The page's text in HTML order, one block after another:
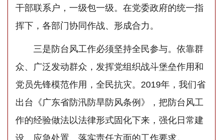
干部联系户，一级包一级。在党委政府的统一指
挥下，各部门协同作战、形成合力。
三是防台风工作必须坚持全民参与。依靠群
众、广泛发动群众，发挥党组织战斗堡垒作用和
党员先锋模范作用，全民抗灾。2019年，我们省
出台《广东省防汛防旱防风条例》，把防台风工
作的经验做法以法律形式固化下来，强化日常建
设、应急处置、落实责任方面的工作要求。